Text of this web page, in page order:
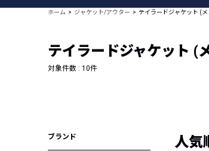
ブランドから探す
新着アイテム
編集部のおすすめアイテム
特
コ
ホーム ジャケット/アウター テイラードジャケット (メ
テイラードジャケット (
対象件数 : 10件
ブランド 人気